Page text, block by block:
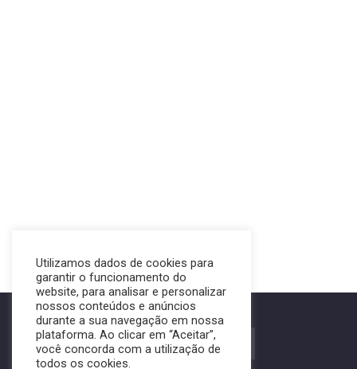
FALE COM A MONOLITO
Utilizamos dados de cookies para
garantir o funcionamento do
website, para analisar e personalizar
nossos conteúdos e anúncios
durante a sua navegação em nossa
plataforma. Ao clicar em “Aceitar”,
você concorda com a utilização de
todos os cookies.